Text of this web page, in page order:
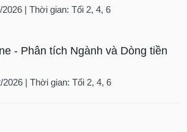
2026 | Thời gian: Tối 2, 4, 6
- Phân tích Ngành và Dòng tiền
2026 | Thời gian: Tối 2, 4, 6